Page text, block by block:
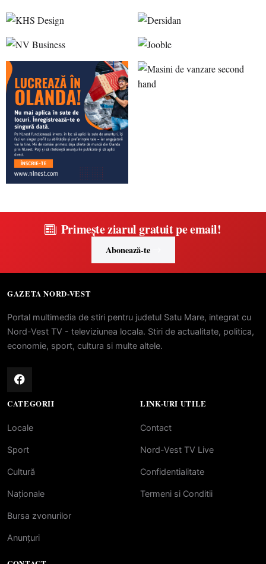
Primește ziarul gratuit pe email!
Abonează-te
GAZETA NORD-VEST
Portal multimedia de stiri pentru judetul Satu Mare, integrat cu
Nord-Vest TV - televiziunea locala. Stiri de actualitate, politica,
economie, sport, cultura si multe altele.
CATEGORII
Locale
Sport
Cultură
Naționale
Bursa zvonurilor
Anunțuri
LINK-URI UTILE
Contact
Nord-Vest TV Live
Confidentialitate
Termeni si Conditii